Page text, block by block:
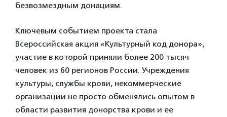
безвозмездным донациям.
Ключевым событием проекта стала
Всероссийская акция «Культурный код донора»,
участие в которой приняли более 200 тысяч
человек из 60 регионов России. Учреждения
культуры, службы крови, некоммерческие
организации не просто обменялись опытом в
области развития донорства крови и ее